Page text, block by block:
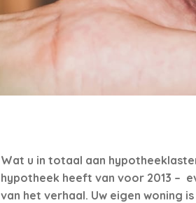
Wat u in totaal aan
hypotheek heeft van voor 2013 –
van het verhaal. Uw eigen woning